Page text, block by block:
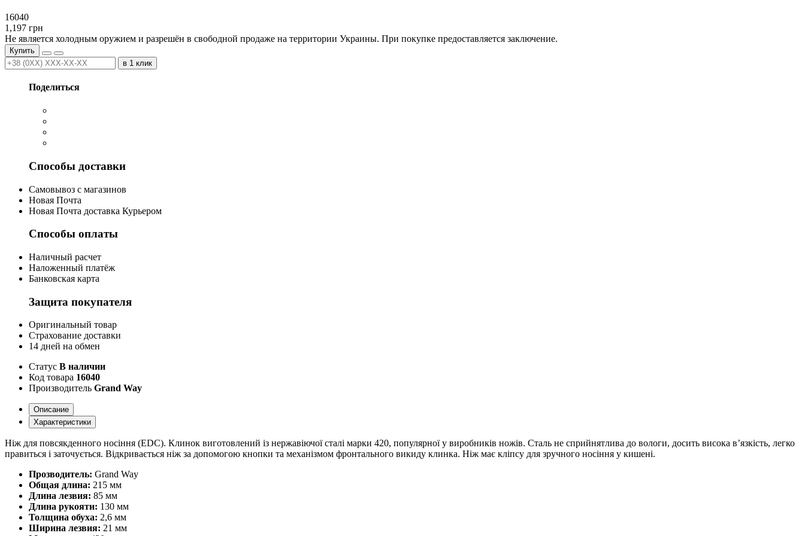
16040
1,197 грн
Не является холодным оружием и разрешён в свободной продаже на территории Украины. При покупке предоставляется заключение.
Купить
в 1 клик
Поделиться
Способы доставки
Cамовывоз с магазинов
Новая Почта
Новая Почта доставка Курьером
Способы оплаты
Наличный расчет
Наложенный платёж
Банковская карта
Защита покупателя
Оригинальный товар
Страхование доставки
14 дней на обмен
Статус В наличии
Код товара 16040
Производитель Grand Way
Описание
Характеристики
Ніж для повсякденного носіння (EDC). Клинок виготовлений із нержавіючої сталі марки 420, популярної у виробників ножів. Сталь не сприйнятлива до вологи, досить висока в’язкість, легко
правиться і заточується. Відкривається ніж за допомогою кнопки та механізмом фронтального викиду клинка. Ніж має кліпсу для зручного носіння у кишені.
Прозводитель: Grand Way
Общая длина: 215 мм
Длина лезвия: 85 мм
Длина рукояти: 130 мм
Толщина обуха: 2,6 мм
Ширина лезвия: 21 мм